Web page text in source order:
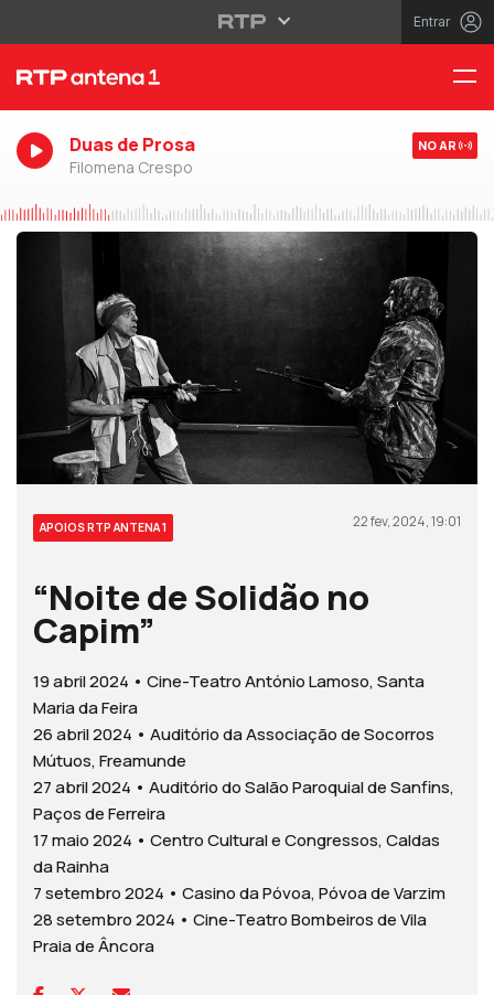
Entrar
Duas de Prosa
Filomena Crespo
NO AR
APOIOS RTP ANTENA 1 22 fev, 2024, 19:01
“Noite de Solidão no
Capim”
19 abril 2024 • Cine-Teatro António Lamoso, Santa
Maria da Feira
26 abril 2024 • Auditório da Associação de Socorros
Mútuos, Freamunde
27 abril 2024 • Auditório do Salão Paroquial de Sanfins,
Paços de Ferreira
17 maio 2024 • Centro Cultural e Congressos, Caldas
da Rainha
7 setembro 2024 • Casino da Póvoa, Póvoa de Varzim
28 setembro 2024 • Cine-Teatro Bombeiros de Vila
Praia de Âncora